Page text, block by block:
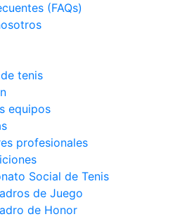
(FAQs)
tenis
equipos
profesionales
Social de Tenis
de Juego
de Honor